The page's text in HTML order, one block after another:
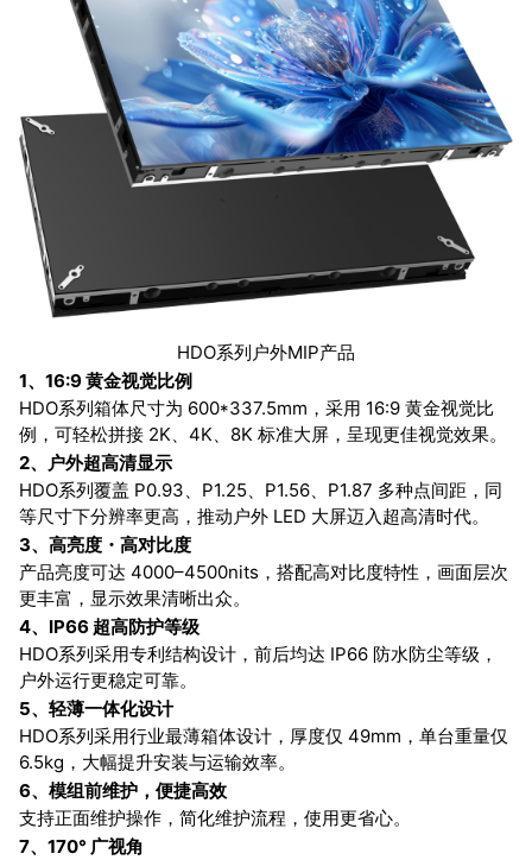
HDO系列户外MIP产品
1、16:9 黄金视觉比例
HDO系列箱体尺寸为 600*337.5mm，采用 16:9 黄金视觉比
例，可轻松拼接 2K、4K、8K 标准大屏，呈现更佳视觉效果。
2、户外超高清显示
HDO系列覆盖 P0.93、P1.25、P1.56、P1.87 多种点间距，同
等尺寸下分辨率更高，推动户外 LED 大屏迈入超高清时代。
3、高亮度 ・ 高对比度
产品亮度可达 4000–4500nits，搭配高对比度特性，画面层次
更丰富，显示效果清晰出众。
4、IP66 超高防护等级
HDO系列采用专利结构设计，前后均达 IP66 防水防尘等级，
户外运行更稳定可靠。
5、轻薄一体化设计
HDO系列采用行业最薄箱体设计，厚度仅 49mm，单台重量仅
6.5kg，大幅提升安装与运输效率。
6、模组前维护，便捷高效
支持正面维护操作，简化维护流程，使用更省心。
7、170° 广视角